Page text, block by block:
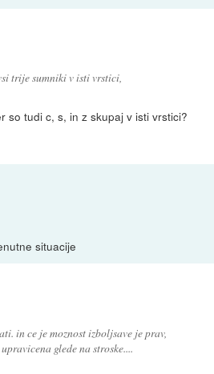
trije sumniki v isti vrstici,
so tudi c, s, in z skupaj v isti vrstici?
situacije
in ce je moznost izboljsave je prav,
glede na stroske....